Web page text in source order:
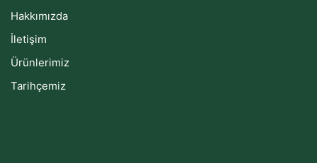
Hakkımızda
İletişim
Ürünlerimiz
Tarihçemiz